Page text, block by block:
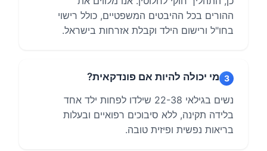
ההורים בכל ההיבטים המשפטיים, כולל רישוי
בחו"ל ורישום הילד וקבלת אזרחות בישראל.
3 מי יכולה להיות אם פונדקאית?
נשים בגילאי 22-38 שילדו לפחות ילד אחד
בלידה תקינה, ללא סיבוכים רפואיים ובעלות
בריאות נפשית ופיזית טובה.